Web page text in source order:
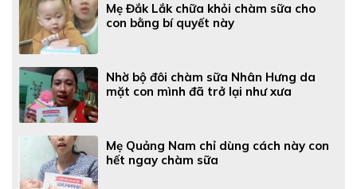
Mẹ Đắk Lắk chữa khỏi chàm sữa cho
con bằng bí quyết này
Nhờ bộ đôi chàm sữa Nhân Hưng da
mặt con mình đã trở lại như xưa
Mẹ Quảng Nam chỉ dùng cách này con
hết ngay chàm sữa